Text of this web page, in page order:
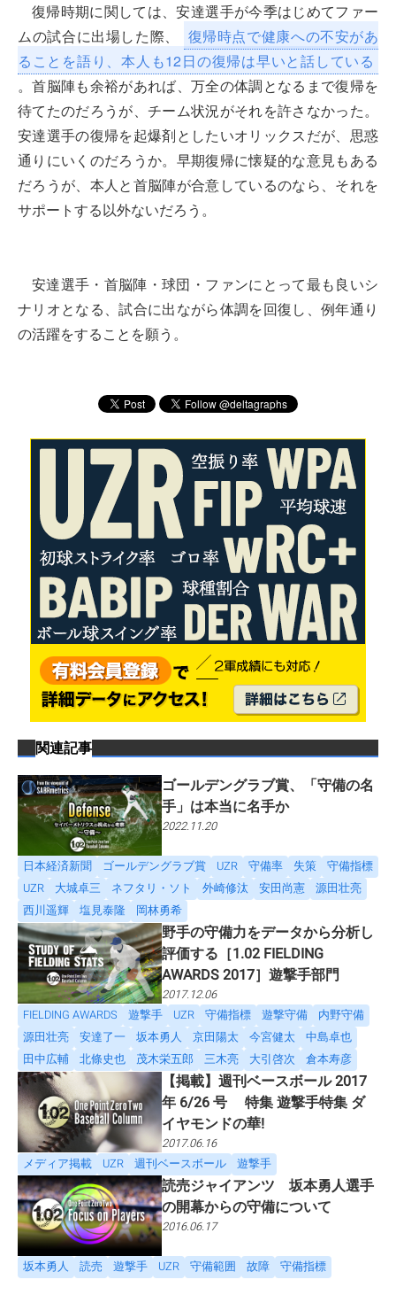
復帰時期に関しては、安達選手が今季はじめてファー
ムの試合に出場した際、
復帰時点で健康への不安があ
ることを語り、本人も12日の復帰は早いと話している
。首脳陣も余裕があれば、万全の体調となるまで復帰を
待てたのだろうが、チーム状況がそれを許さなかった。
安達選手の復帰を起爆剤としたいオリックスだが、思惑
通りにいくのだろうか。早期復帰に懐疑的な意見もある
だろうが、本人と首脳陣が合意しているのなら、それを
サポートする以外ないだろう。
安達選手・首脳陣・球団・ファンにとって最も良いシ
ナリオとなる、試合に出ながら体調を回復し、例年通り
の活躍をすることを願う。
関連記事
ゴールデングラブ賞、「守備の名
手」は本当に名手か
2022.11.20
日本経済新聞 ゴールデングラブ賞 UZR 守備率 失策
守備指標
UZR
大城卓三 ネフタリ・ソト 外崎修汰 安田尚憲
源田壮亮
西川遥輝
塩見泰隆 岡林勇希
野手の守備力をデータから分析し
評価する［1.02 FIELDING
AWARDS 2017］遊撃手部門
2017.12.06
FIELDING AWARDS
遊撃手 UZR 守備指標 遊撃守備
内野守備
源田壮亮
安達了一 坂本勇人 京田陽太 今宮健太
中島卓也
田中広輔
北條史也 茂木栄五郎 三木亮 大引啓次 倉本寿彦
【掲載】週刊ベースボール 2017
年 6/26 号 特集 遊撃手特集 ダ
イヤモンドの華!
2017.06.16
メディア掲載
UZR 週刊ベースボール 遊撃手
読売ジャイアンツ 坂本勇人選手
の開幕からの守備について
2016.06.17
坂本勇人 読売 遊撃手 UZR 守備範囲 故障 守備指標